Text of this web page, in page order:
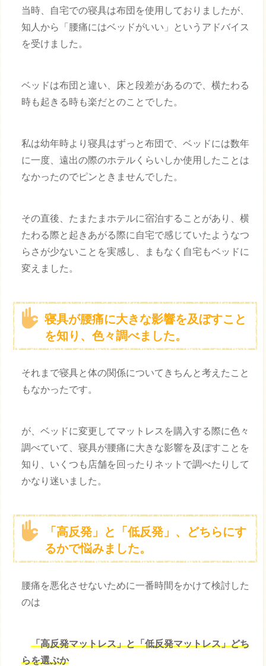
当時、自宅での寝具は布団を使用しておりましたが、
知人から「腰痛にはベッドがいい」というアドバイス
を受けました。
ベッドは布団と違い、床と段差があるので、横たわる
時も起きる時も楽だとのことでした。
私は幼年時より寝具はずっと布団で、ベッドには数年
に一度、遠出の際のホテルくらいしか使用したことは
なかったのでピンときませんでした。
その直後、たまたまホテルに宿泊することがあり、横
たわる際と起きあがる際に自宅で感じていたようなつ
らさが少ないことを実感し、まもなく自宅もベッドに
変えました。
寝具が腰痛に大きな影響を及ぼすこと
を知り、色々調べました。
それまで寝具と体の関係についてきちんと考えたこと
もなかったです。
が、ベッドに変更してマットレスを購入する際に色々
調べていて、寝具が腰痛に大きな影響を及ぼすことを
知り、いくつも店舗を回ったりネットで調べたりして
かなり迷いました。
「高反発」と「低反発」、どちらにす
るかで悩みました。
腰痛を悪化させないために一番時間をかけて検討した
のは
「高反発マットレス」と「低反発マットレス」どち
らを選ぶか